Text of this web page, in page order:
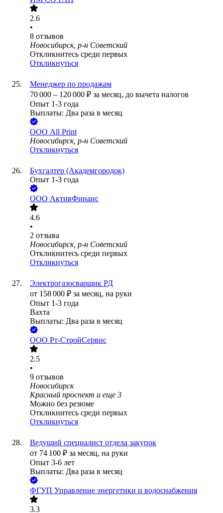
2.6
•
8 отзывов
Новосибирск, р-н Советский
Откликнитесь среди первых
Откликнуться
Менеджер по продажам
70 000 – 120 000 ₽ за месяц, до вычета налогов
Опыт 1-3 года
Выплаты: Два раза в месяц
ООО All Print
Новосибирск, р-н Советский
Откликнуться
Бухгалтер (Академгородок)
Опыт 1-3 года
ООО АктивФинанс
4.6
•
2 отзыва
Новосибирск, р-н Советский
Откликнитесь среди первых
Откликнуться
Электрогазосварщик РД
от 158 000 ₽ за месяц, на руки
Опыт 1-3 года
Вахта
Выплаты: Два раза в месяц
ООО Рт-СтройСервис
2.5
•
9 отзывов
Новосибирск
Красный проспект и еще 3
Можно без резюме
Откликнитесь среди первых
Откликнуться
Ведущий специалист отдела закупок
от 74 100 ₽ за месяц, на руки
Опыт 3-6 лет
Выплаты: Два раза в месяц
ФГУП Управление энергетики и водоснабжения
3.3